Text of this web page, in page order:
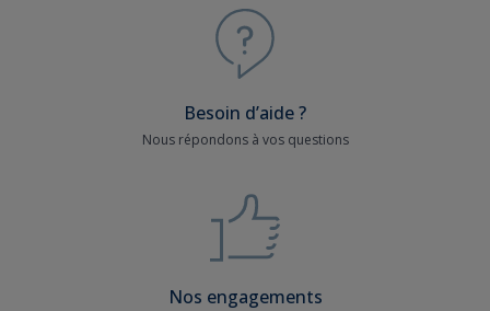
Besoin d’aide ?
Nous répondons à vos questions
Nos engagements